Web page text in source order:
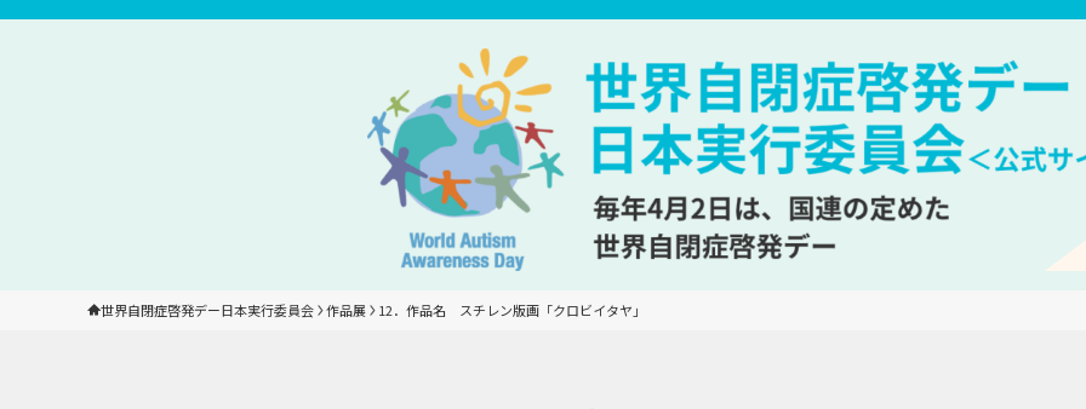
世界自閉症啓発デー日本実行委員会 作品展 12．作品名　スチレン版画「クロビイタヤ」